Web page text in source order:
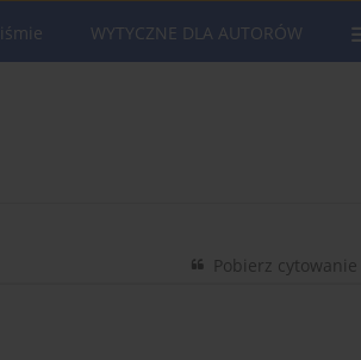
WYTYCZNE DLA AUTORÓW
Pobierz cytowanie